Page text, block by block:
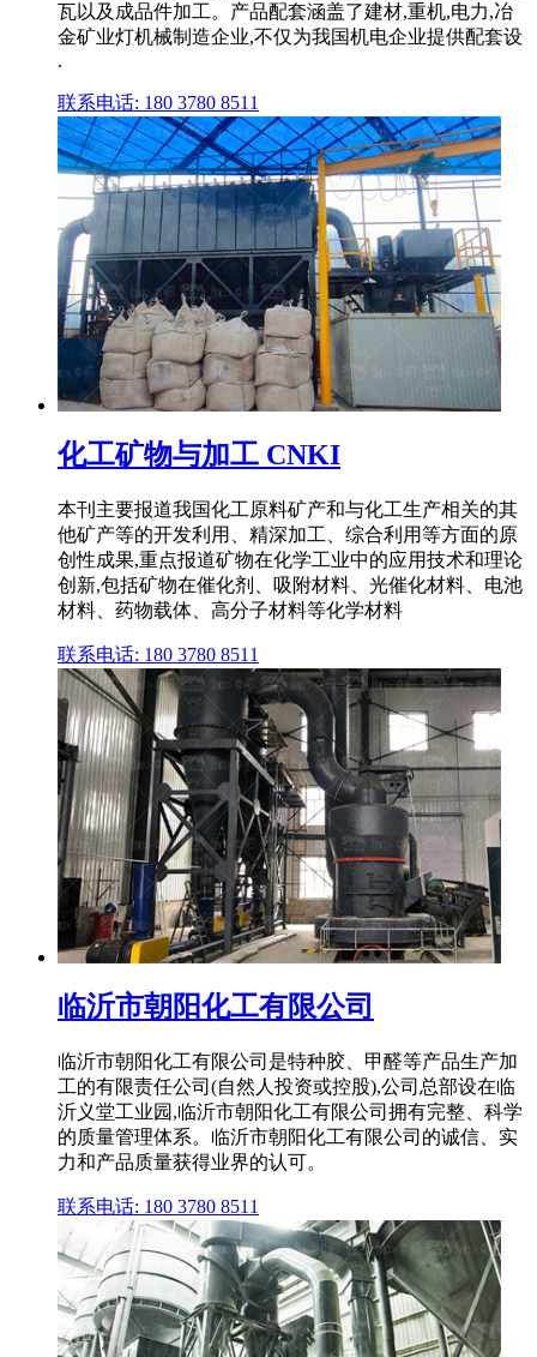
瓦以及成品件加工。产品配套涵盖了建材,重机,电力,冶
金矿业灯机械制造企业,不仅为我国机电企业提供配套设
.
联系电话: 180 3780 8511
化工矿物与加工 CNKI
本刊主要报道我国化工原料矿产和与化工生产相关的其
他矿产等的开发利用、精深加工、综合利用等方面的原
创性成果,重点报道矿物在化学工业中的应用技术和理论
创新,包括矿物在催化剂、吸附材料、光催化材料、电池
材料、药物载体、高分子材料等化学材料
联系电话: 180 3780 8511
临沂市朝阳化工有限公司
临沂市朝阳化工有限公司是特种胶、甲醛等产品生产加
工的有限责任公司(自然人投资或控股),公司总部设在临
沂义堂工业园,临沂市朝阳化工有限公司拥有完整、科学
的质量管理体系。临沂市朝阳化工有限公司的诚信、实
力和产品质量获得业界的认可。
联系电话: 180 3780 8511